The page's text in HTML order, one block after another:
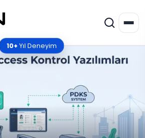
10+ Yıl Deneyim